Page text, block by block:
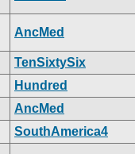
AncMed
TenSixtySix
Hundred
AncMed
SouthAmerica4